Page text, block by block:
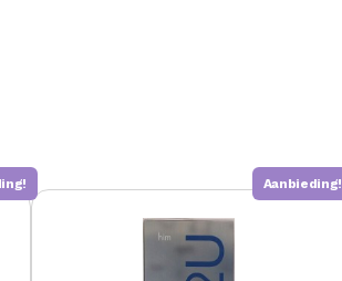
Aanbieding!